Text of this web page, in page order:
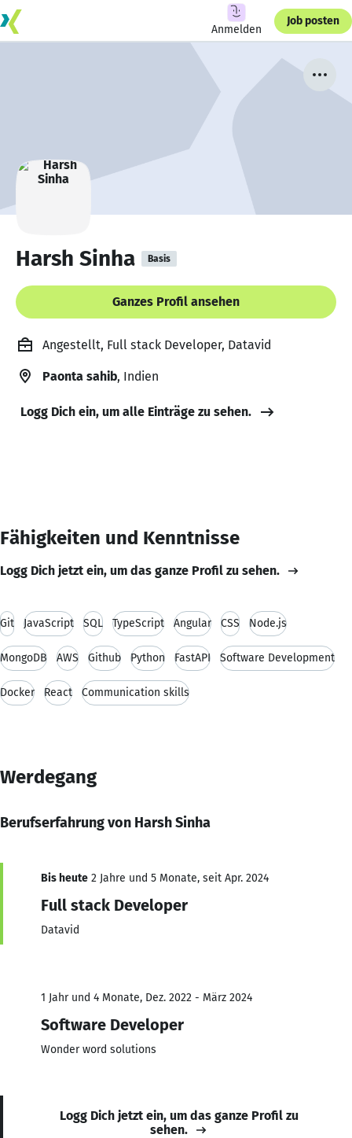
Anmelden
Job posten
Harsh Sinha Basis
Ganzes Profil ansehen
Angestellt, Full stack Developer, Datavid
Paonta sahib, Indien
Logg Dich ein, um alle Einträge zu sehen.
Fähigkeiten und Kenntnisse
Logg Dich jetzt ein, um das ganze Profil zu sehen.
Git JavaScript SQL TypeScript Angular CSS Node.js
MongoDB AWS Github Python FastAPI Software Development
Docker React Communication skills
Werdegang
Berufserfahrung von Harsh Sinha
Bis heute 2 Jahre und 5 Monate, seit Apr. 2024
Full stack Developer
Datavid
1 Jahr und 4 Monate, Dez. 2022 - März 2024
Software Developer
Wonder word solutions
Logg Dich jetzt ein, um das ganze Profil zu
sehen.